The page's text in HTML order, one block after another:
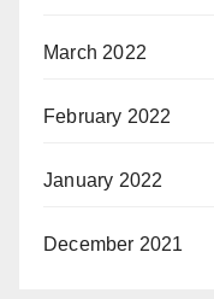
March 2022
February 2022
January 2022
December 2021